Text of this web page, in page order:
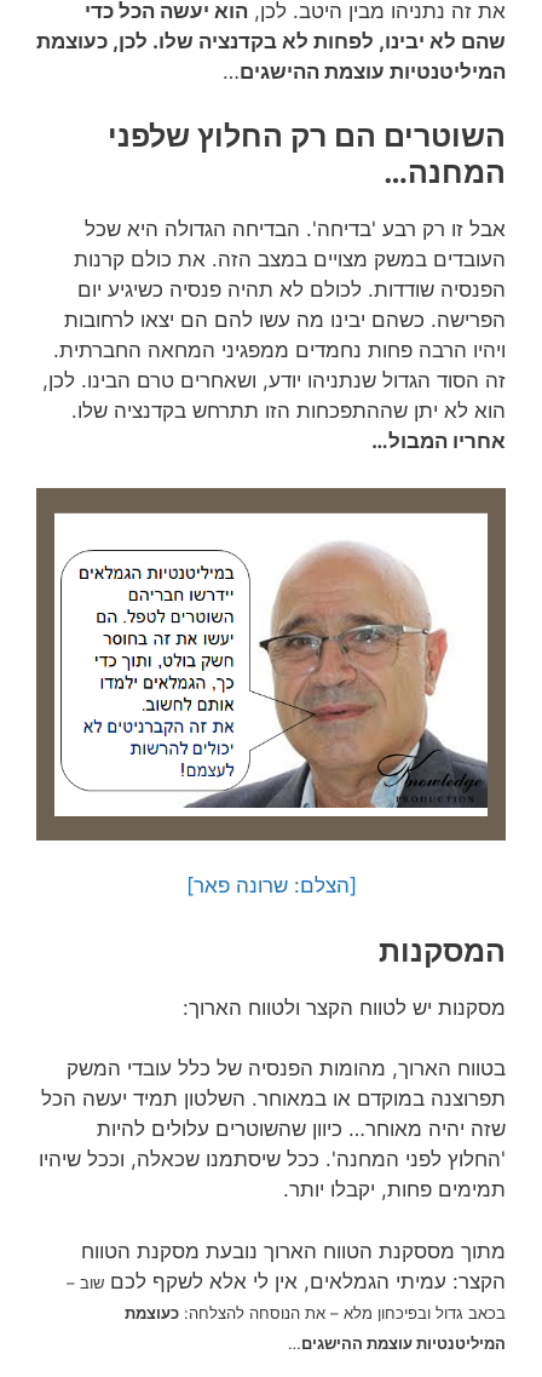
את זה נתניהו מבין היטב. לכן, הוא יעשה הכל כדי
שהם לא יבינו, לפחות לא בקדנציה שלו. לכן, כעוצמת
המיליטנטיות עוצמת ההישגים…
השוטרים הם רק החלוץ שלפני
המחנה…
אבל זו רק רבע 'בדיחה'. הבדיחה הגדולה היא שכל
העובדים במשק מצויים במצב הזה. את כולם קרנות
הפנסיה שודדות. לכולם לא תהיה פנסיה כשיגיע יום
הפרישה. כשהם יבינו מה עשו להם הם יצאו לרחובות
ויהיו הרבה פחות נחמדים ממפגיני המחאה החברתית.
זה הסוד הגדול שנתניהו יודע, ושאחרים טרם הבינו. לכן,
הוא לא יתן שההתפכחות הזו תתרחש בקדנציה שלו.
אחריו המבול…
[הצלם: שרונה פאר]
המסקנות
מסקנות יש לטווח הקצר ולטווח הארוך:
בטווח הארוך, מהומות הפנסיה של כלל עובדי המשק
תפרוצנה במוקדם או במאוחר. השלטון תמיד יעשה הכל
שזה יהיה מאוחר… כיוון שהשוטרים עלולים להיות
'החלוץ לפני המחנה'. ככל שיסתמנו שכאלה, וככל שיהיו
תמימים פחות, יקבלו יותר.
מתוך מססקנת הטווח הארוך נובעת מסקנת הטווח
הקצר: עמיתי הגמלאים, אין לי אלא לשקף לכם שוב –
בכאב גדול ובפיכחון מלא – את הנוסחה להצלחה: כעוצמת
המיליטנטיות עוצמת ההישגים…